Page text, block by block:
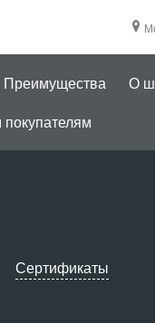
Преимущества О
Сертификаты